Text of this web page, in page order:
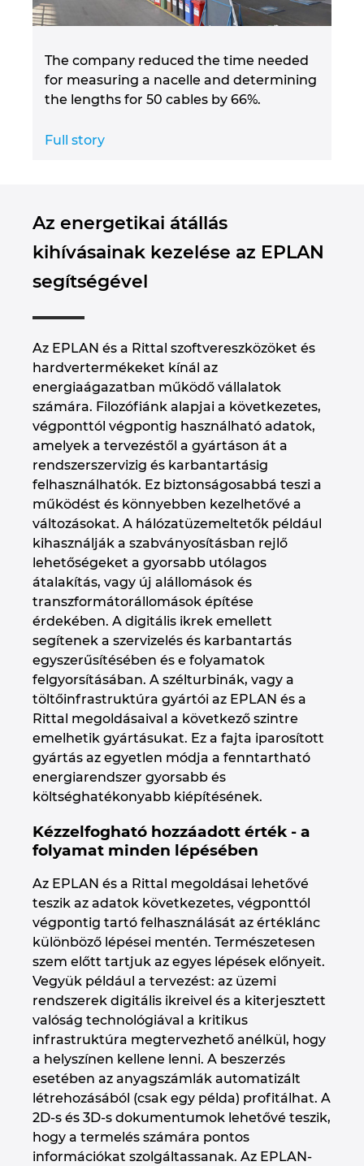
The company reduced the time needed
for measuring a nacelle and determining
the lengths for 50 cables by 66%.
Full story
Az energetikai átállás
kihívásainak kezelése az EPLAN
segítségével
Az EPLAN és a Rittal szoftvereszközöket és
hardvertermékeket kínál az
energiaágazatban működő vállalatok
számára. Filozófiánk alapjai a következetes,
végponttól végpontig használható adatok,
amelyek a tervezéstől a gyártáson át a
rendszerszervizig és karbantartásig
felhasználhatók. Ez biztonságosabbá teszi a
működést és könnyebben kezelhetővé a
változásokat. A hálózatüzemeltetők például
kihasználják a szabványosításban rejlő
lehetőségeket a gyorsabb utólagos
átalakítás, vagy új alállomások és
transzformátorállomások építése
érdekében. A digitális ikrek emellett
segítenek a szervizelés és karbantartás
egyszerűsítésében és e folyamatok
felgyorsításában. A szélturbinák, vagy a
töltőinfrastruktúra gyártói az EPLAN és a
Rittal megoldásaival a következő szintre
emelhetik gyártásukat. Ez a fajta iparosított
gyártás az egyetlen módja a fenntartható
energiarendszer gyorsabb és
költséghatékonyabb kiépítésének.
Kézzelfogható hozzáadott érték - a
folyamat minden lépésében
Az EPLAN és a Rittal megoldásai lehetővé
teszik az adatok következetes, végponttól
végpontig tartó felhasználását az értéklánc
különböző lépései mentén. Természetesen
szem előtt tartjuk az egyes lépések előnyeit.
Vegyük például a tervezést: az üzemi
rendszerek digitális ikreivel és a kiterjesztett
valóság technológiával a kritikus
infrastruktúra megtervezhető anélkül, hogy
a helyszínen kellene lenni. A beszerzés
esetében az anyagszámlák automatizált
létrehozásából (csak egy példa) profitálhat. A
2D-s és 3D-s dokumentumok lehetővé teszik,
hogy a termelés számára pontos
információkat szolgáltassanak. Az EPLAN-